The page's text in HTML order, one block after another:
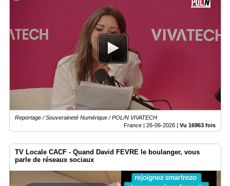
Reportage / Souveraineté Numérique / POL/N VIVATECH
France | 26-06-2026 Vu 16963 fois
TV Locale CACF - Quand David FEVRE le boulanger, vous
parle de réseaux sociaux